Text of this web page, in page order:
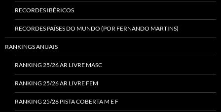
RECORDES IBÉRICOS
RECORDES PAÍSES DO MUNDO (POR FERNANDO MARTINS)
RANKINGS ANUAIS
RANKING 25/26 AR LIVRE MASC
RANKING 25/26 AR LIVRE FEM
RANKING 25/26 PISTA COBERTA M E F